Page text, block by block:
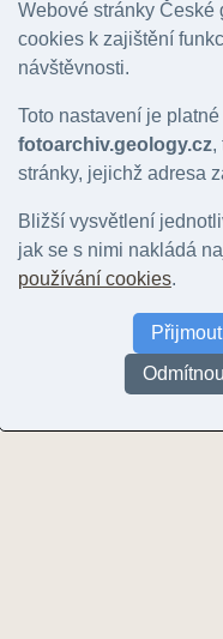
Varnsdorf - Špičák
Varnsdorf - Špičák
© Vajskebrová, Markéta | 2018
Webové stránky
cookies k zajištění
návštěvnosti.
Toto nastavení je
fotoarchiv.geology.cz,
stránky, jejichž adresa
Bližší vysvětlení
jak se s nimi nakládá
používání cookies.